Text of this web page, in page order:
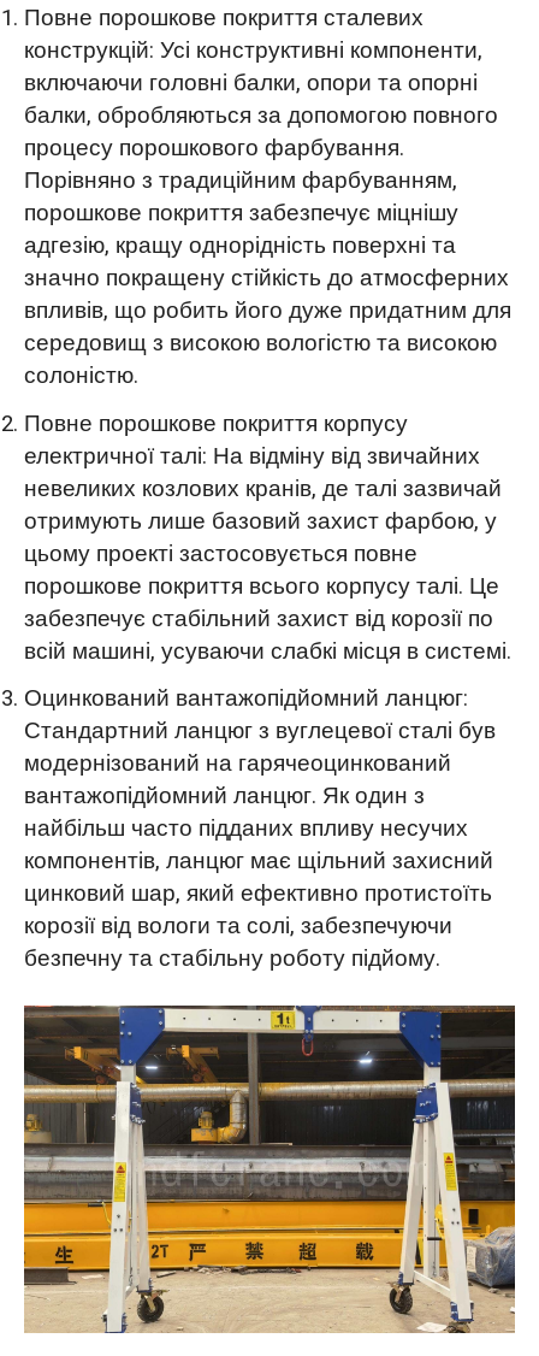
Повне порошкове покриття сталевих
конструкцій: Усі конструктивні компоненти,
включаючи головні балки, опори та опорні
балки, обробляються за допомогою повного
процесу порошкового фарбування.
Порівняно з традиційним фарбуванням,
порошкове покриття забезпечує міцнішу
адгезію, кращу однорідність поверхні та
значно покращену стійкість до атмосферних
впливів, що робить його дуже придатним для
середовищ з високою вологістю та високою
солоністю.
Повне порошкове покриття корпусу
електричної талі: На відміну від звичайних
невеликих козлових кранів, де талі зазвичай
отримують лише базовий захист фарбою, у
цьому проекті застосовується повне
порошкове покриття всього корпусу талі. Це
забезпечує стабільний захист від корозії по
всій машині, усуваючи слабкі місця в системі.
Оцинкований вантажопідйомний ланцюг:
Стандартний ланцюг з вуглецевої сталі був
модернізований на гарячеоцинкований
вантажопідйомний ланцюг. Як один з
найбільш часто підданих впливу несучих
компонентів, ланцюг має щільний захисний
цинковий шар, який ефективно протистоїть
корозії від вологи та солі, забезпечуючи
безпечну та стабільну роботу підйому.